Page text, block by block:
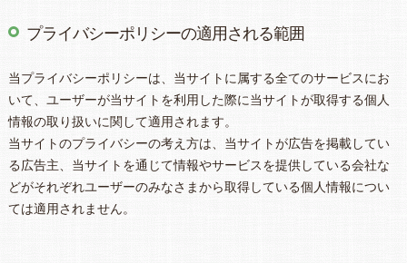
プライバシーポリシーの適用される範囲
当プライバシーポリシーは、当サイトに属する全てのサービスにお
いて、ユーザーが当サイトを利用した際に当サイトが取得する個人
情報の取り扱いに関して適用されます。
当サイトのプライバシーの考え方は、当サイトが広告を掲載してい
る広告主、当サイトを通じて情報やサービスを提供している会社な
どがそれぞれユーザーのみなさまから取得している個人情報につい
ては適用されません。